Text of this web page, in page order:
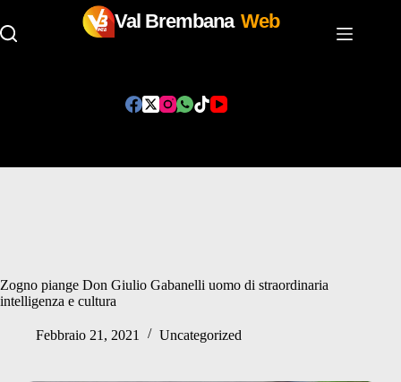
Val Brembana Web
Zogno piange Don Giulio Gabanelli uomo di straordinaria
intelligenza e cultura
Febbraio 21, 2021 Uncategorized